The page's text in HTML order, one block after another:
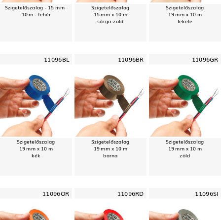
Szigetelőszalag - 15 mm ·
10 m - fehér
Szigetelőszalag
15 mm x 10 m
sárga-zöld
Szigetelőszalag
19 mm x 10 m
fekete
11096BL
Szigetelőszalag
19 mm x 10 m
kék
11096BR
Szigetelőszalag
19 mm x 10 m
barna
11096GR
Szigetelőszalag
19 mm x 10 m
zöld
11096OR 11096RD 11096SI